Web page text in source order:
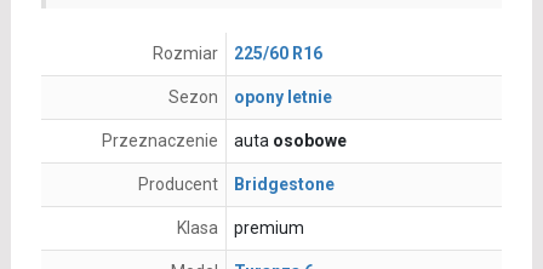
Rozmiar 225/60 R16
Sezon opony letnie
Przeznaczenie auta osobowe
Producent Bridgestone
Klasa premium